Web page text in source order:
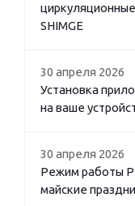
SHIMGE
30 апреля 2026
Установка
на ваше
30 апреля 2026
Режим работы
майские